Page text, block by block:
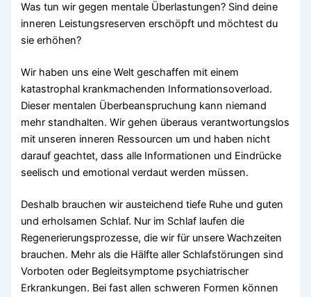
Was tun wir gegen mentale Überlastungen? Sind deine
inneren Leistungsreserven erschöpft und möchtest du
sie erhöhen?
Wir haben uns eine Welt geschaffen mit einem
katastrophal krankmachenden Informationsoverload.
Dieser mentalen Überbeanspruchung kann niemand
mehr standhalten. Wir gehen überaus verantwortungslos
mit unseren inneren Ressourcen um und haben nicht
darauf geachtet, dass alle Informationen und Eindrücke
seelisch und emotional verdaut werden müssen.
Deshalb brauchen wir austeichend tiefe Ruhe und guten
und erholsamen Schlaf. Nur im Schlaf laufen die
Regenerierungsprozesse, die wir für unsere Wachzeiten
brauchen. Mehr als die Hälfte aller Schlafstörungen sind
Vorboten oder Begleitsymptome psychiatrischer
Erkrankungen. Bei fast allen schweren Formen können